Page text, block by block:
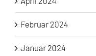
Februar 2024
Januar 2024